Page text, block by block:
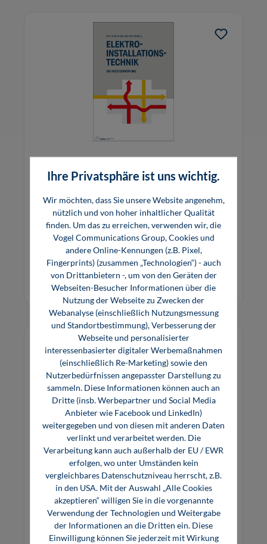
Das Buch mit allen relevanten Prüfungsthemen
für die Vorbereitung auf die Meisterprüfung in
der Elektrotechnik – jetzt in vollständig
überarbeiteter Version.
45,80 €* 45,80 €*
E-Book (PDF)
Elektro-Installationen planen und
kalkulieren
Für einfache bis hin zu komplexen Projekten
wird das Vorgehen bei Planung und Kalkulation
Ihre Privatsphäre ist uns wichtig.
Wir möchten, dass Sie unsere Website angenehm,
nützlich und von hoher inhaltlicher Qualität
finden. Um das zu erreichen, verwenden wir, die
Vogel Communications Group, Cookies und
andere Online-Kennungen (z.B. Pixel,
Fingerprints) (zusammen „Technologien“) - auch
von Drittanbietern -, um von den Geräten der
Webseiten-Besucher Informationen über die
Nutzung der Webseite zu Zwecken der
Webanalyse (einschließlich Nutzungsmessung
und Standortbestimmung), Verbesserung der
Webseite und personalisierter
interessenbasierter digitaler Werbemaßnahmen
(einschließlich Re-Marketing) sowie den
Nutzerbedürfnissen angepasster Darstellung zu
sammeln. Diese Informationen können auch an
Dritte (insb. Werbepartner und Social Media
Anbieter wie Facebook und LinkedIn)
weitergegeben und von diesen mit anderen Daten
verlinkt und verarbeitet werden. Die
Verarbeitung kann auch außerhalb der EU / EWR
erfolgen, wo unter Umständen kein
vergleichbares Datenschutzniveau herrscht, z.B.
in den USA. Mit der Auswahl „Alle Cookies
akzeptieren“ willigen Sie in die vorgenannte
Verwendung der Technologien und Weitergabe
der Informationen an die Dritten ein. Diese
Einwilligung können Sie jederzeit mit Wirkung